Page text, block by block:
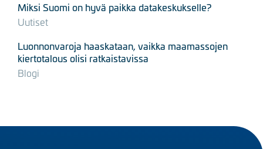
Miksi Suomi on hyvä paikka datakeskukselle?
Uutiset
Luonnonvaroja haaskataan, vaikka maamassojen
kiertotalous olisi ratkaistavissa
Blogi